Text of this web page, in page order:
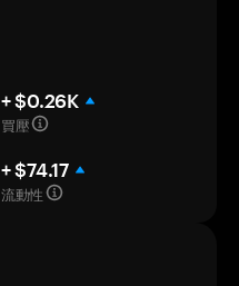
+ $0.26K
買壓
+ $74.17
流動性